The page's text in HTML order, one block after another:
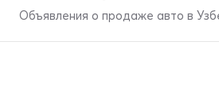
Объявления о продаже авто в